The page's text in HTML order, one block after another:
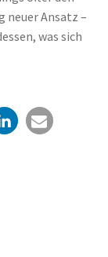
neuer Ansatz –
was sich